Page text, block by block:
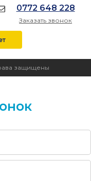
0772 648 228
Заказать звонок
защищены